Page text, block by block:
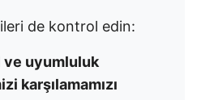
de kontrol edin:
ve uyumluluk
karşılamamızı